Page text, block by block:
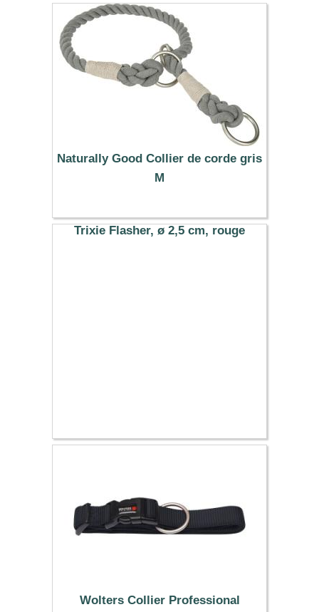
Naturally Good Collier de corde gris
M
20.99 €
Trixie Flasher, ø 2,5 cm, rouge
Wolters Collier Professional